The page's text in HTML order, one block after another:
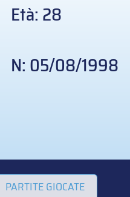
Età: 28
N: 05/08/1998
PARTITE GIOCATE